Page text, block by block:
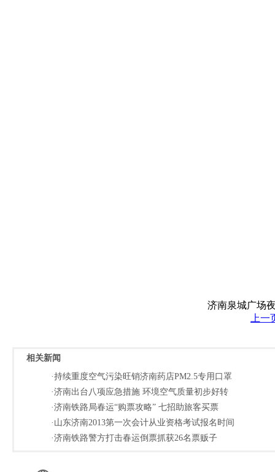
济南泉城广场
上一
相关新闻
·持续重度空气污染旺销济南药店PM2.5专用口罩
·济南出台八项应急措施 环境空气质量初步好转
·济南铁路局春运“购票攻略” 七招助旅客买票
·山东济南2013第一次会计从业资格考试报名时间
·济南铁路警方打击春运倒票抓获26名票贩子